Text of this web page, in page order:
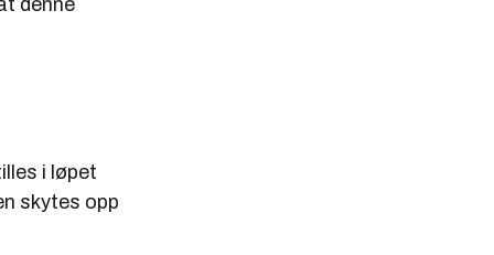
denne
i løpet
skytes opp